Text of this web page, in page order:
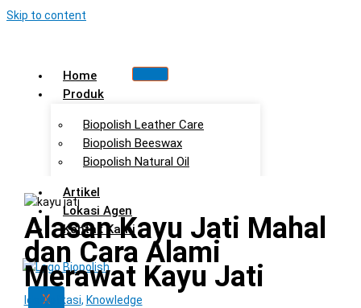
Skip to content
Home
Produk
Biopolish Leather Care
Biopolish Beeswax
Biopolish Natural Oil
Artikel
Lokasi Agen
Kontak Kami
X
Alasan Kayu Jati Mahal
dan Cara Alami
Merawat Kayu Jati
Ide Aplikasi, Knowledge